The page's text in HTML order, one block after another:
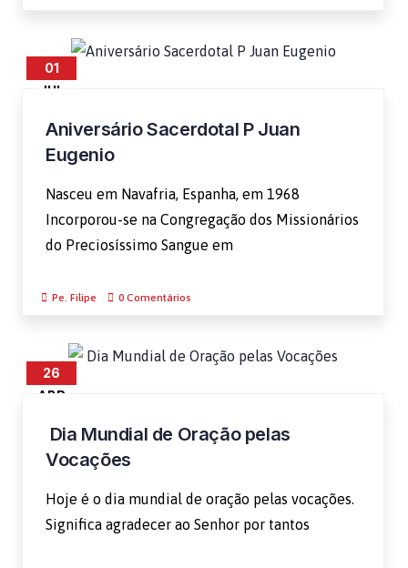
01
JUL
Aniversário Sacerdotal P Juan
Eugenio
Nasceu em Navafria, Espanha, em 1968
Incorporou-se na Congregação dos Missionários
do Preciosíssimo Sangue em
Pe. Filipe 0 Comentários
26
ABR
Dia Mundial de Oração pelas
Vocações
Hoje é o dia mundial de oração pelas vocações.
Significa agradecer ao Senhor por tantos